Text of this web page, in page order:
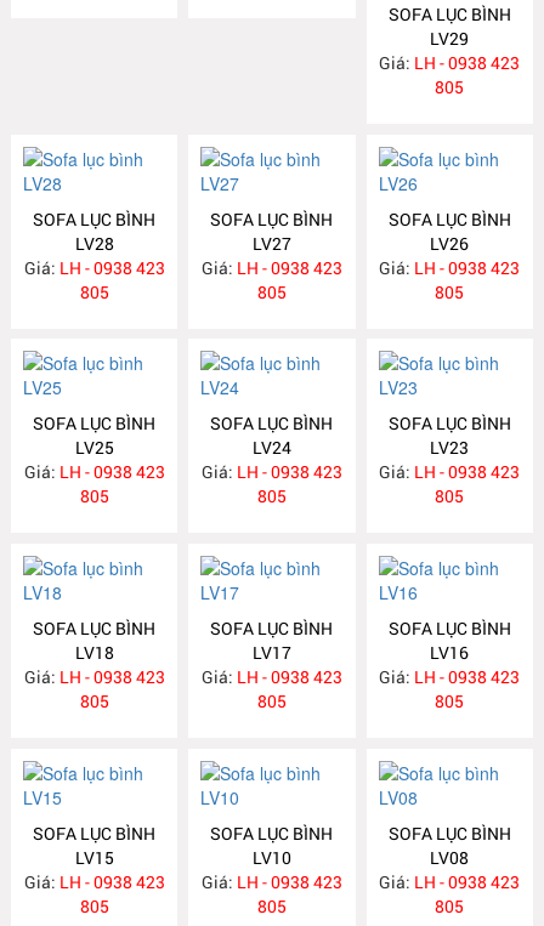
SOFA LỤC BÌNH
LV29
Giá: LH - 0938 423
805
SOFA LỤC BÌNH
LV28
Giá: LH - 0938 423
805
SOFA LỤC BÌNH
LV27
Giá: LH - 0938 423
805
SOFA LỤC BÌNH
LV26
Giá: LH - 0938 423
805
SOFA LỤC BÌNH
LV25
Giá: LH - 0938 423
805
SOFA LỤC BÌNH
LV24
Giá: LH - 0938 423
805
SOFA LỤC BÌNH
LV23
Giá: LH - 0938 423
805
SOFA LỤC BÌNH
LV18
Giá: LH - 0938 423
805
SOFA LỤC BÌNH
LV17
Giá: LH - 0938 423
805
SOFA LỤC BÌNH
LV16
Giá: LH - 0938 423
805
SOFA LỤC BÌNH
LV15
Giá: LH - 0938 423
805
SOFA LỤC BÌNH
LV10
Giá: LH - 0938 423
805
SOFA LỤC BÌNH
LV08
Giá: LH - 0938 423
805